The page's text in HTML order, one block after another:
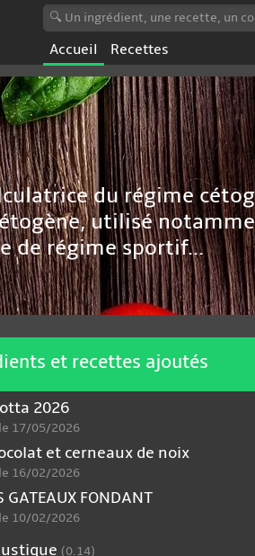
Accueil Recettes
du régime
utilisé
de régime sportif...
et recettes ajoutés
2026
17/05/2026
et cerneaux de noix
16/02/2026
GATEAUX FONDANT
10/02/2026
(0.14)